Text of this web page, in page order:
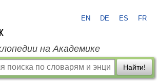
EN DE ES FR
на Академике
Найти!